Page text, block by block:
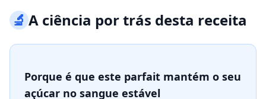
🔬A ciência por trás desta receita
Porque é que este parfait mantém o seu
açúcar no sangue estável